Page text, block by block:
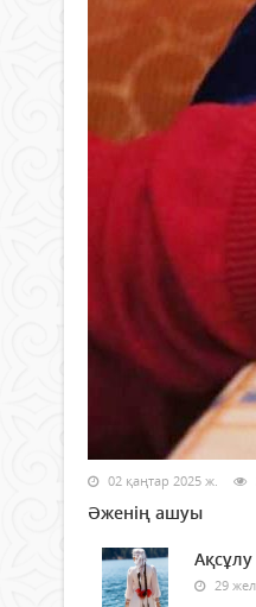
02 қаңтар 2025 ж.
Әженің ашуы
Ақсұлу
29